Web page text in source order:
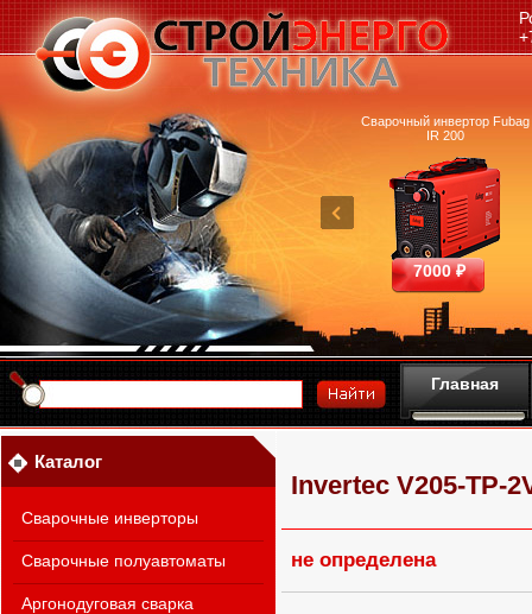
аппарат Ресанта
САИПА-200 ММА
25390 ₽
Машина термической резки
FUBAG INCUT10
460700 ₽
Сварочный инвертор Fubag
IR 200
7000 ₽
Главная
Каталог
Сварочные инверторы
Сварочные полуавтоматы
Аргонодуговая сварка
Invertec V205-ТP-
не определена